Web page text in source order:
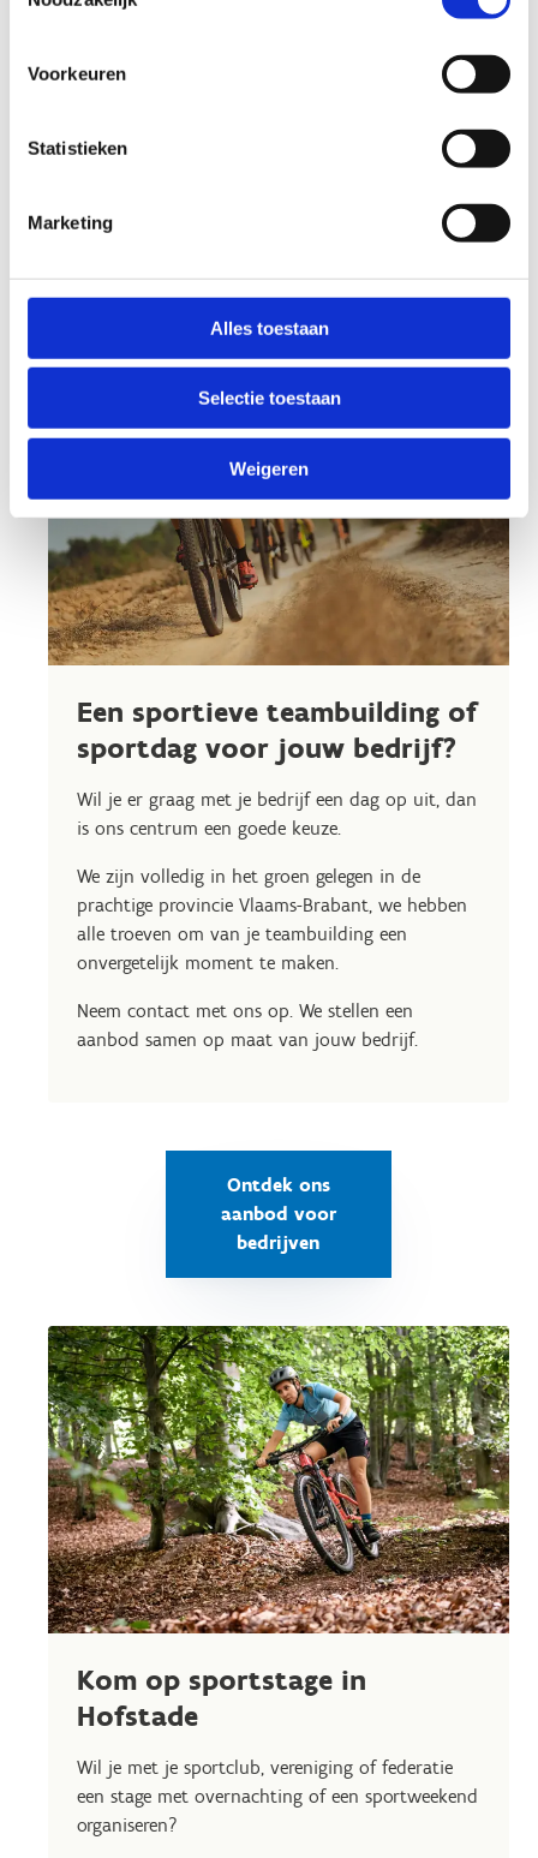
Voorkeuren
Statistieken
Marketing
Alles toestaan
Selectie toestaan
Weigeren
Een sportieve teambuilding of
sportdag voor jouw bedrijf?
Wil je er graag met je bedrijf een dag op uit, dan
is ons centrum een goede keuze.
We zijn volledig in het groen gelegen in de
prachtige provincie Vlaams-Brabant, we hebben
alle troeven om van je teambuilding een
onvergetelijk moment te maken.
Neem contact met ons op. We stellen een
aanbod samen op maat van jouw bedrijf.
Ontdek ons
aanbod voor
bedrijven
Kom op sportstage in
Hofstade
Wil je met je sportclub, vereniging of federatie
een stage met overnachting of een sportweekend
organiseren?